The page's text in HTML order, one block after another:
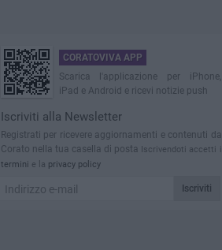
CORATOVIVA APP
Scarica l'applicazione per iPhone,
iPad e Android e ricevi notizie push
Iscriviti alla Newsletter
Registrati per ricevere aggiornamenti e contenuti da
Corato nella tua casella di posta Iscrivendoti accetti i
termini e la privacy policy
Iscriviti